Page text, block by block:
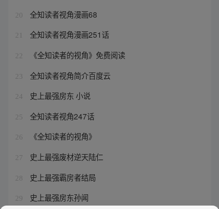
20 全知读者视角漫画68
21 全知读者视角漫画251话
22 《全知读者的视角》免费阅读
23 全知读者视角简介百度云
24 史上最强房东 小说
25 全知读者视角247话
26 《全知读者的视角》
27 史上最强废材逆天陆仁
28 史上最强霸房者结局
29 史上最强房东孙闻